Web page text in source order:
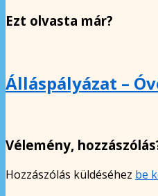
Ezt olvasta már?
Álláspályázat –
Vélemény,
Hozzászólás küldéséhez be